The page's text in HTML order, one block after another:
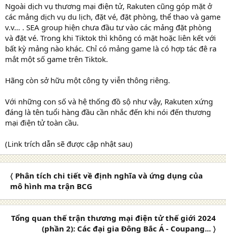
Ngoài dịch vụ thương mại điện tử, Rakuten cũng góp mặt ở
các mảng dịch vụ du lịch, đặt vé, đặt phòng, thể thao và game
v.v… . SEA group hiện chưa đầu tư vào các mảng đặt phòng
và đặt vé. Trong khi Tiktok thì không có mặt hoặc liên kết với
bất kỳ mảng nào khác. Chỉ có mảng game là có hợp tác đê ra
mắt một số game trên Tiktok.
Hãng còn sở hữu một công ty viễn thông riêng.
Với những con số và hệ thống đồ sộ như vậy, Rakuten xứng
đáng là tên tuổi hàng đầu cần nhắc đến khi nói đến thương
mại điện tử toàn cầu.
(Link trích dẫn sẽ được cập nhật sau)
〈 Phân tích chi tiết về định nghĩa và ứng dụng của
mô hình ma trận BCG
Tổng quan thế trận thương mại điện tử thế giới 2024
(phần 2): Các đại gia Đông Bắc Á - Coupang... 〉